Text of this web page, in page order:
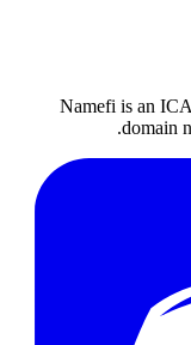
Namefi is an
domain